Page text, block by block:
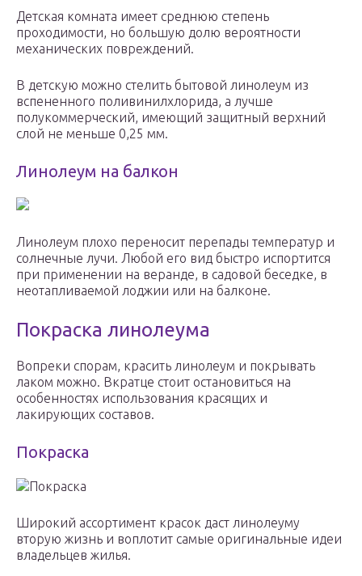
Детская комната имеет среднюю степень
проходимости, но большую долю вероятности
механических повреждений.
В детскую можно стелить бытовой линолеум из
вспененного поливинилхлорида, а лучше
полукоммерческий, имеющий защитный верхний
слой не меньше 0,25 мм.
Линолеум на балкон
Линолеум плохо переносит перепады температур и
солнечные лучи. Любой его вид быстро испортится
при применении на веранде, в садовой беседке, в
неотапливаемой лоджии или на балконе.
Покраска линолеума
Вопреки спорам, красить линолеум и покрывать
лаком можно. Вкратце стоит остановиться на
особенностях использования красящих и
лакирующих составов.
Покраска
Покраска
Широкий ассортимент красок даст линолеуму
вторую жизнь и воплотит самые оригинальные идеи
владельцев жилья.